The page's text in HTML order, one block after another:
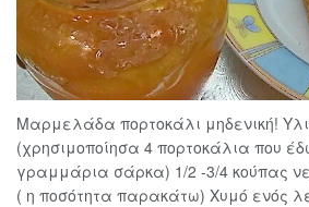
Μαρμελάδα πορτοκάλι μηδενική!
(χρησιμοποίησα 4 πορτοκάλια που
γραμμάρια σάρκα) 1/2 -3/4 κούπας
( η ποσότητα παρακάτω) Χυμό ενός